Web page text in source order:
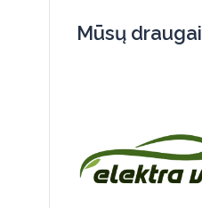
Mūsų draugai